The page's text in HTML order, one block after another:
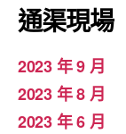
通渠現場
2023 年 9 月
2023 年 8 月
2023 年 6 月